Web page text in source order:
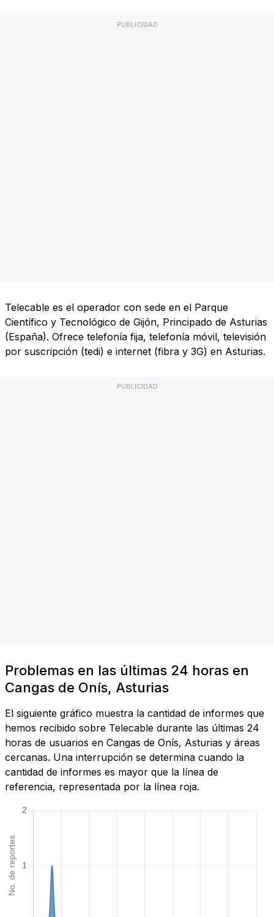
PUBLICIDAD
Telecable es el operador con sede en el Parque
Científico y Tecnológico de Gijón, Principado de Asturias
(España). Ofrece telefonía fija, telefonía móvil, televisión
por suscripción (tedi) e internet (fibra y 3G) en Asturias.
PUBLICIDAD
Problemas en las últimas 24 horas en
Cangas de Onís, Asturias
El siguiente gráfico muestra la cantidad de informes que
hemos recibido sobre Telecable durante las últimas 24
horas de usuarios en Cangas de Onís, Asturias y áreas
cercanas. Una interrupción se determina cuando la
cantidad de informes es mayor que la línea de
referencia, representada por la línea roja.